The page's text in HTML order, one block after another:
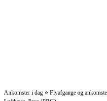
Ankomster i dag ⭐ Flyafgange og